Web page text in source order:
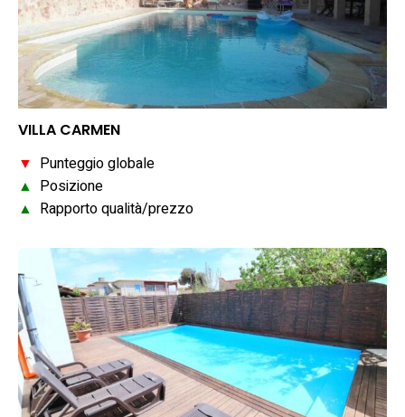
VILLA CARMEN
▼ Punteggio globale
▲ Posizione
▲ Rapporto qualità/prezzo